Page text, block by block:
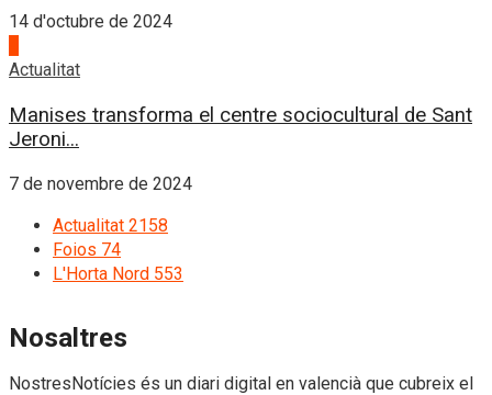
14 d'octubre de 2024
Actualitat
Manises transforma el centre sociocultural de Sant
Jeroni...
7 de novembre de 2024
Actualitat 2158
Foios 74
L'Horta Nord 553
Nosaltres
NostresNotícies és un diari digital en valencià que cubreix el